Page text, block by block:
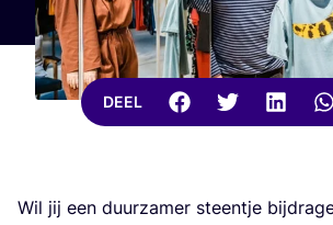
DEEL
Wil jij een duur­za­mer steen­tje